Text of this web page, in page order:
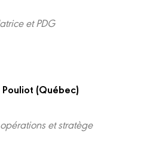
et PDG
(Québec)
et stratège